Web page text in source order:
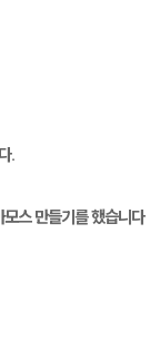
.
스 만들기를 했습니다